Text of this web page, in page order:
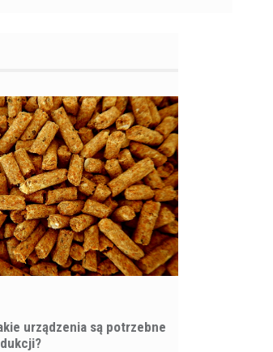
urządzenia są potrzebne